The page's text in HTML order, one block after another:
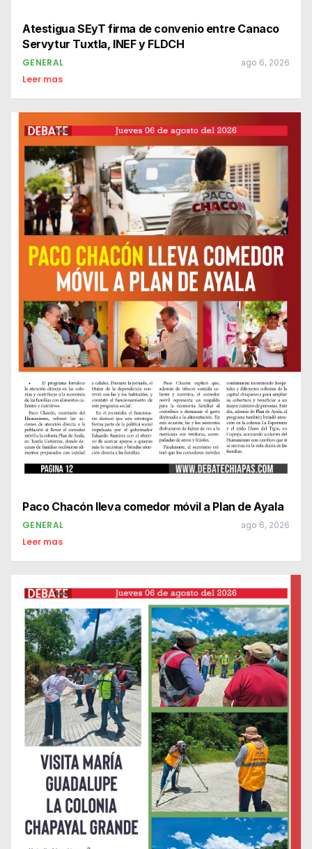
Atestigua SEyT firma de convenio entre Canaco
Servytur Tuxtla, INEF y FLDCH
GENERAL ago 6, 2026
Leer mas
Paco Chacón lleva comedor móvil a Plan de Ayala
GENERAL ago 6, 2026
Leer mas